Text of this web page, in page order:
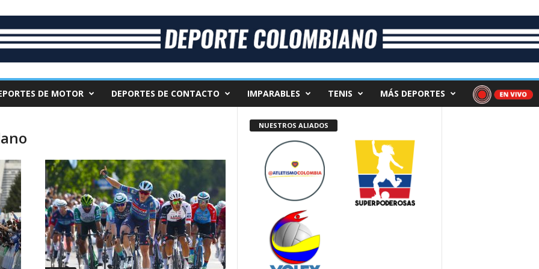
DE MOTOR DEPORTES DE CONTACTO IMPARABLES TENIS MÁS DEPORTES
NUESTROS ALIADOS